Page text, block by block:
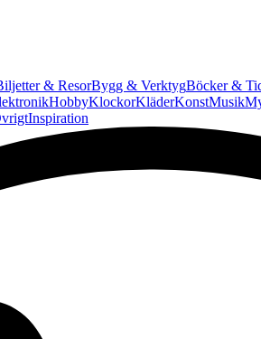
& ResorBygg & VerktygBöcker &
HobbyKlockorKläderKonstMusik
Inspiration